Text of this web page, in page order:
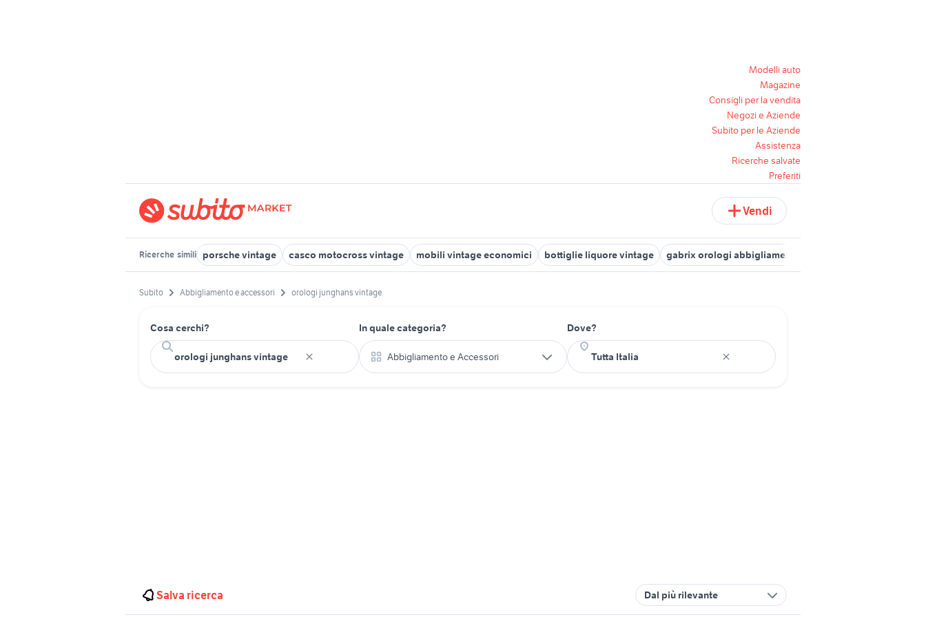
Modelli auto
Magazine
Consigli per la vendita
Negozi e Aziende
Subito per le Aziende
Assistenza
Ricerche salvate
Preferiti
Vendi
Ricerche simili porsche vintage casco motocross vintage mobili vintage economici bottiglie liquore vintage gabrix orologi abbigliamento
Subito Abbigliamento e accessori orologi junghans vintage
Cosa cerchi? In quale categoria?
Abbigliamento e Accessori
Dove?
Salva ricerca Dal più rilevante